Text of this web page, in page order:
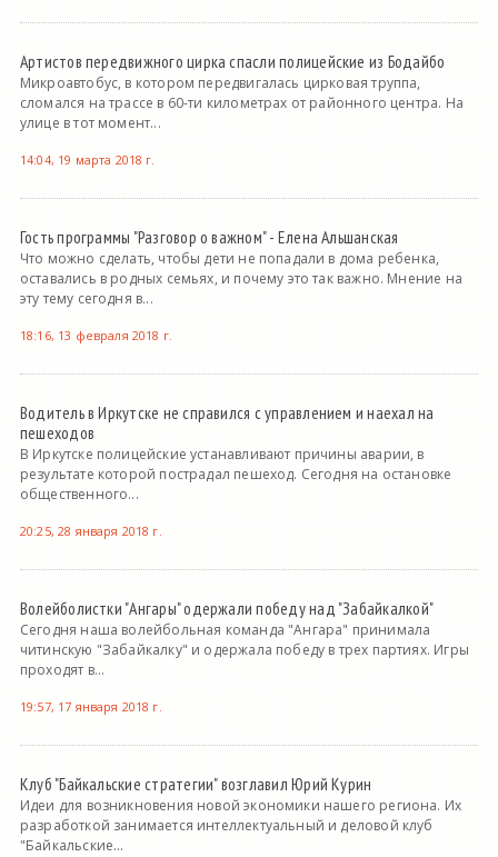
Артистов передвижного цирка спасли полицейские из Бодайбо
Микроавтобус, в котором передвигалась цирковая труппа,
сломался на трассе в 60-ти километрах от районного центра. На
улице в тот момент...
14:04, 19 марта 2018 г.
Гость программы "Разговор о важном" - Елена Альшанская
Что можно сделать, чтобы дети не попадали в дома ребенка,
оставались в родных семьях, и почему это так важно. Мнение на
эту тему сегодня в...
18:16, 13 февраля 2018 г.
Водитель в Иркутске не справился с управлением и наехал на
пешеходов
В Иркутске полицейские устанавливают причины аварии, в
результате которой пострадал пешеход. Сегодня на остановке
общественного...
20:25, 28 января 2018 г.
Волейболистки "Ангары" одержали победу над "Забайкалкой"
Сегодня наша волейбольная команда "Ангара" принимала
читинскую "Забайкалку" и одержала победу в трех партиях. Игры
проходят в...
19:57, 17 января 2018 г.
Клуб "Байкальские стратегии" возглавил Юрий Курин
Идеи для возникновения новой экономики нашего региона. Их
разработкой занимается интеллектуальный и деловой клуб
"Байкальские...